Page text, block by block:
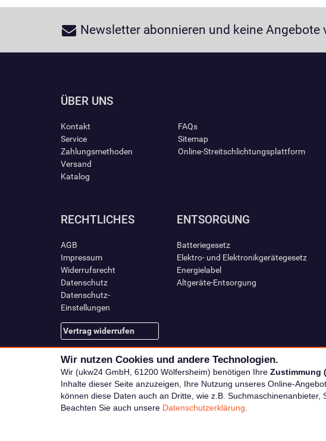
Newsletter abonnieren und keine Angebote
ÜBER UNS
Kontakt
Service
Zahlungsmethoden
Versand
Katalog
FAQs
Sitemap
Online-Streitschlichtungsplattform
RECHTLICHES
AGB
Impressum
Widerrufsrecht
Datenschutz
Datenschutz-
Einstellungen
Vertrag widerrufen
ENTSORGUNG
Batteriegesetz
Elektro- und Elektronikgerätegesetz
Energielabel
Altgeräte-Entsorgung
Alle Preise inkl. MwSt. zzgl.
Wir nutzen Cookies und andere Technologien.
Wir (ukw24 GmbH, 61200 Wölfersheim) benötigen Ihre Zustimmung
Inhalte dieser Seite anzuzeigen, Ihre Nutzung unseres Online-
können diese Daten auch an Dritte, wie z.B.
Beachten Sie auch unsere Datenschutzerklärung.